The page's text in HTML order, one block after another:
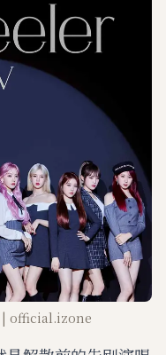
| official.izone